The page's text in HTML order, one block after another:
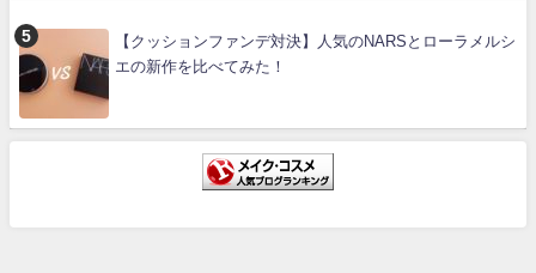
【クッションファンデ対決】人気のNARSとローラメルシ
エの新作を比べてみた！